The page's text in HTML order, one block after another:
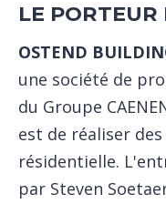
LE PORTEUR
OSTEND
une société de
du Groupe
est de réaliser
résidentielle.
par Steven